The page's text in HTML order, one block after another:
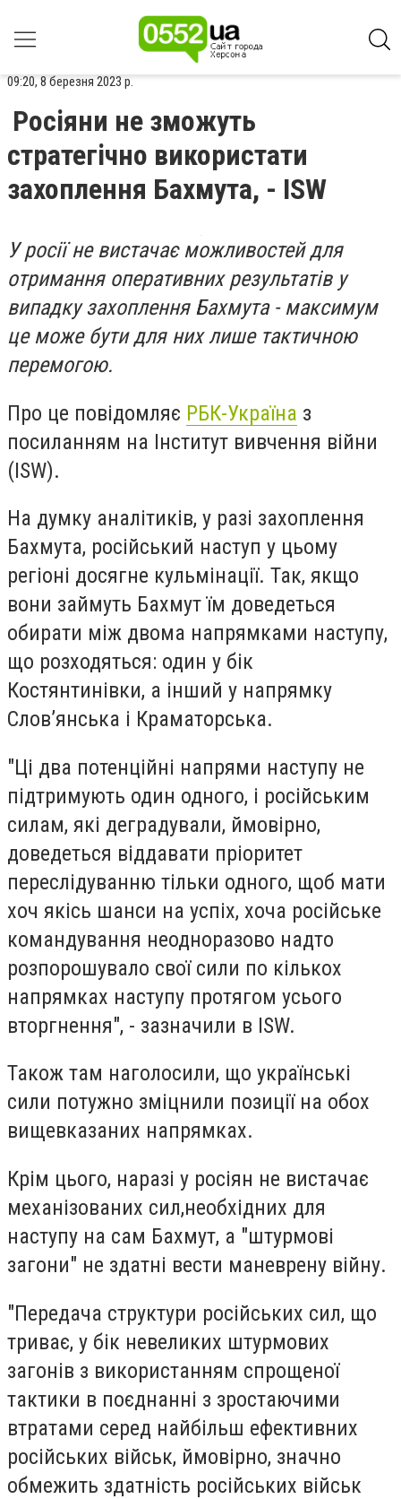
09:20, 8 березня 2023 р.
Росіяни не зможуть
стратегічно використати
захоплення Бахмута, - ISW
У росії не вистачає можливостей для
отримання оперативних результатів у
випадку захоплення Бахмута - максимум
це може бути для них лише тактичною
перемогою.
Про це повідомляє РБК-Україна з
посиланням на Інститут вивчення війни
(ISW).
На думку аналітиків, у разі захоплення
Бахмута, російський наступ у цьому
регіоні досягне кульмінації. Так, якщо
вони займуть Бахмут їм доведеться
обирати між двома напрямками наступу,
що розходяться: один у бік
Костянтинівки, а інший у напрямку
Слов’янська і Краматорська.
"Ці два потенційні напрями наступу не
підтримують один одного, і російським
силам, які деградували, ймовірно,
доведеться віддавати пріоритет
переслідуванню тільки одного, щоб мати
хоч якісь шанси на успіх, хоча російське
командування неодноразово надто
розпорошувало свої сили по кількох
напрямках наступу протягом усього
вторгнення", - зазначили в ISW.
Також там наголосили, що українські
сили потужно зміцнили позиції на обох
вищевказаних напрямках.
Крім цього, наразі у росіян не вистачає
механізованих сил,необхідних для
наступу на сам Бахмут, а "штурмові
загони" не здатні вести маневрену війну.
"Передача структури російських сил, що
триває, у бік невеликих штурмових
загонів з використанням спрощеної
тактики в поєднанні з зростаючими
втратами серед найбільш ефективних
російських військ, ймовірно, значно
обмежить здатність російських військ